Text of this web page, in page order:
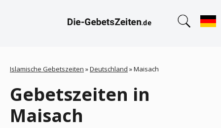
Islamische Gebetszeiten »Deutschland »Maisach
Gebetszeiten in
Maisach